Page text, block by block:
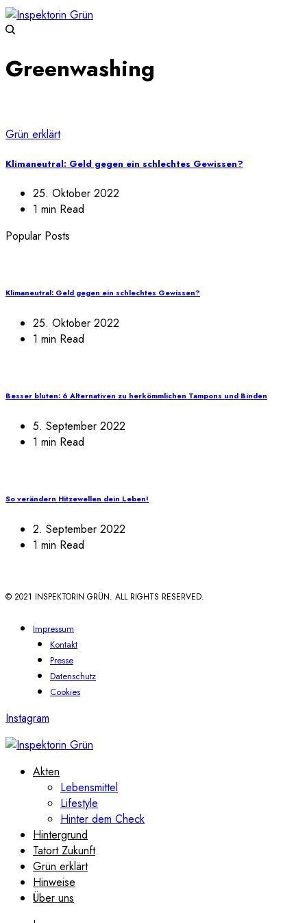
Greenwashing
Grün erklärt
Klimaneutral: Geld gegen ein schlechtes Gewissen?
25. Oktober 2022
1 min Read
Popular Posts
Klimaneutral: Geld gegen ein schlechtes Gewissen?
25. Oktober 2022
1 min Read
Besser bluten: 6 Alternativen zu herkömmlichen Tampons und Binden
5. September 2022
1 min Read
So verändern Hitzewellen dein Leben!
2. September 2022
1 min Read
© 2021 INSPEKTORIN GRÜN. ALL RIGHTS RESERVED.
Impressum
Kontakt
Presse
Datenschutz
Cookies
Instagram
Akten
Lebensmittel
Lifestyle
Hinter dem Check
Hintergrund
Tatort Zukunft
Grün erklärt
Hinweise
Über uns